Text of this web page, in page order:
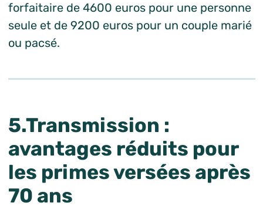
forfaitaire de 4600 euros pour une personne
seule et de 9200 euros pour un couple marié
ou pacsé.
5.Transmission :
avantages réduits pour
les primes versées après
70 ans